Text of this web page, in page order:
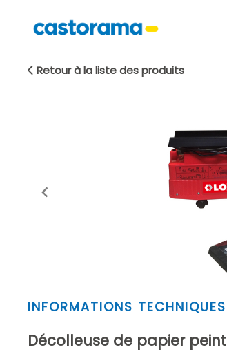
Retour à la liste des produits
Item
of
INFORMATIONS TECHNIQUES
Décolleuse de papier peint